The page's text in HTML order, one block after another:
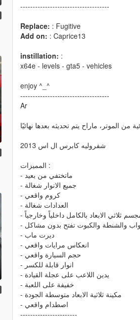
------------------------------------
Replace: : Fugitive
Add on: : Caprice13
instillation: :
x64e - levels - gta5 - vehicles
enjoy ^_^
------------------------------------
Ar
من الموتر، ماراح يتم تحديثه بعدها نهائيًا
شفروليه كابرس ال اس 2013
المميزات :
- ماتختفي من بعيد
- جميع الانوار شغالة
- كروم واقعي
- العدادات شغالة
ثلاثي الابعاد بالكامل داخلياً وخارجياً
والشنطة والكبوت تفتح بدون مشاكل
- ديرت ماب
- انعكاس مرايات واقعي
- حجم السيارة واقعي
- انوار قابلة للكسر
- يدين اللاعب على عجلة القيادة
- خفيفة على اللعبة
- مكينة ثلاثية الابعاد متوسطة الجودة
- اصطدام واقعي
-----------------------